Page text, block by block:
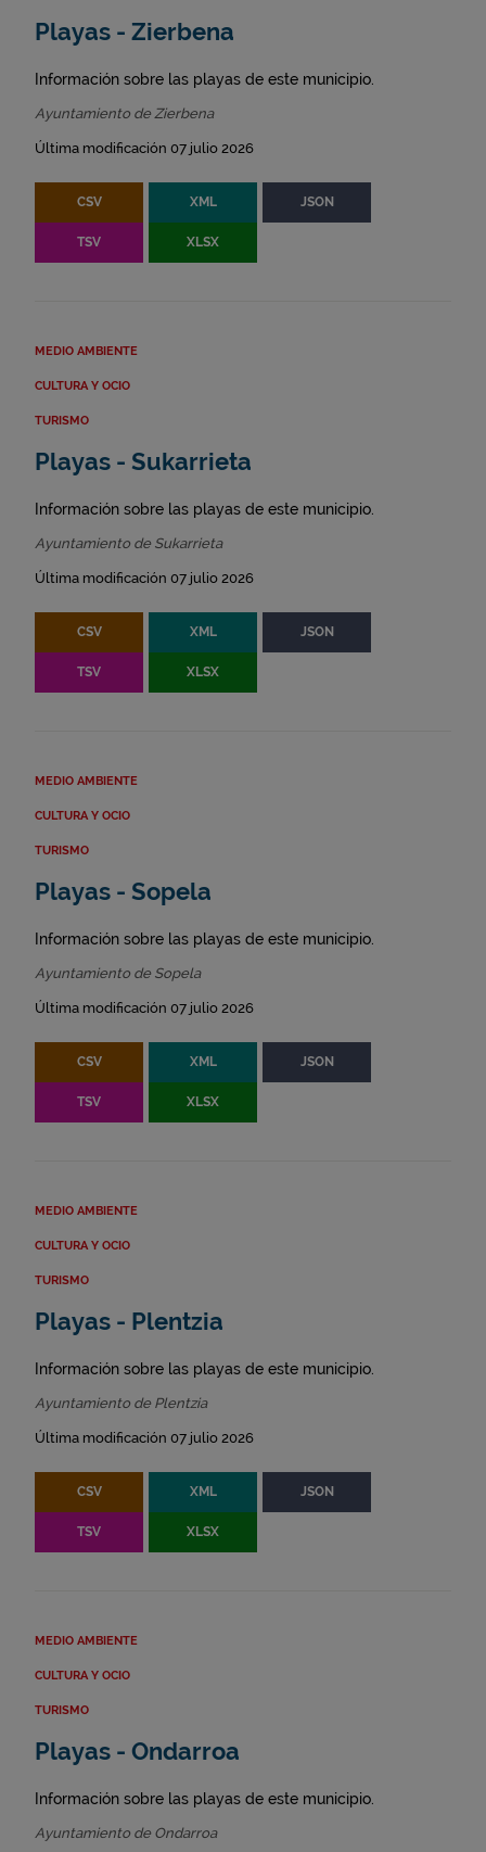
Playas - Zierbena
Información sobre las playas de este municipio.
Ayuntamiento de Zierbena
Última modificación 07 julio 2026
CSV XML JSON
TSV XLSX
MEDIO AMBIENTE
CULTURA Y OCIO
TURISMO
Playas - Sukarrieta
Información sobre las playas de este municipio.
Ayuntamiento de Sukarrieta
Última modificación 07 julio 2026
CSV XML JSON
TSV XLSX
MEDIO AMBIENTE
CULTURA Y OCIO
TURISMO
Playas - Sopela
Información sobre las playas de este municipio.
Ayuntamiento de Sopela
Última modificación 07 julio 2026
CSV XML JSON
TSV XLSX
MEDIO AMBIENTE
CULTURA Y OCIO
TURISMO
Playas - Plentzia
Información sobre las playas de este municipio.
Ayuntamiento de Plentzia
Última modificación 07 julio 2026
CSV XML JSON
TSV XLSX
MEDIO AMBIENTE
CULTURA Y OCIO
TURISMO
Playas - Ondarroa
Información sobre las playas de este municipio.
Ayuntamiento de Ondarroa